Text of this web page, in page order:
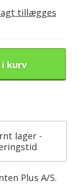
tillægges
kurv
lager -
Plus A/S.